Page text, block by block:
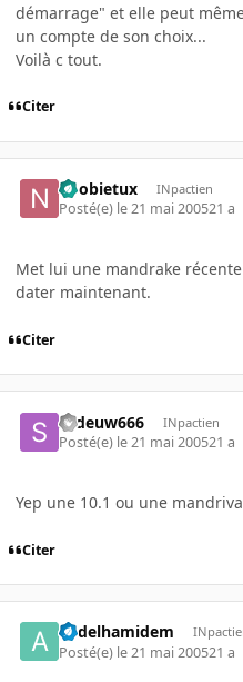
démarrage" et elle peut
un compte de son choix...
Voilà c tout.
Citer
noobietux INpactien
Posté(e) le 21 mai 200521 a
Met lui une mandrake
dater maintenant.
Citer
sedeuw666 INpactien
Posté(e) le 21 mai 200521 a
Yep une 10.1 ou une
Citer
abdelhamidem
Posté(e) le 21 mai 200521 a